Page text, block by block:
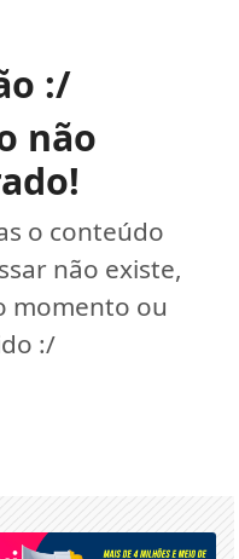
:/
não
o conteúdo
não existe,
momento ou
:/